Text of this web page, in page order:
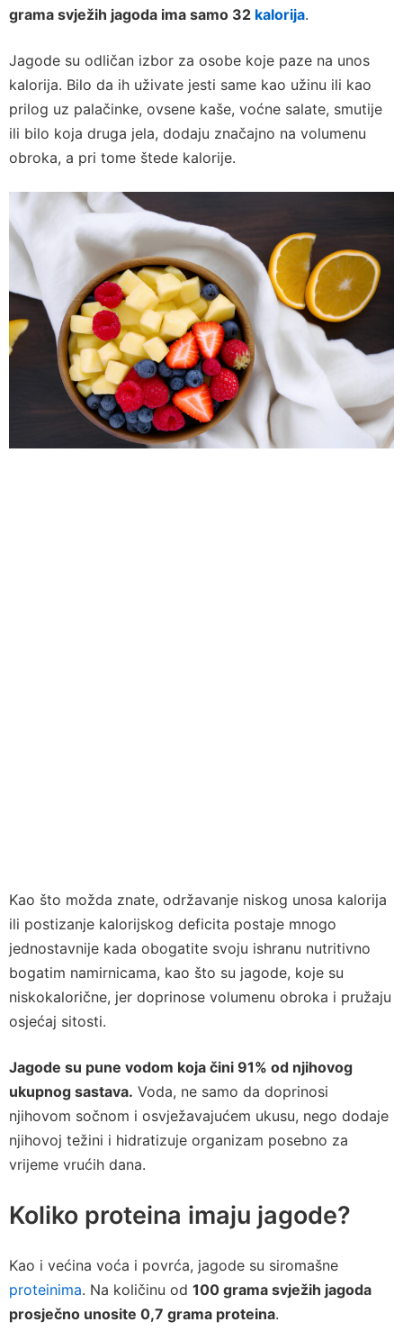
grama svježih jagoda ima samo 32 kalorija.
Jagode su odličan izbor za osobe koje paze na unos
kalorija. Bilo da ih uživate jesti same kao užinu ili kao
prilog uz palačinke, ovsene kaše, voćne salate, smutije
ili bilo koja druga jela, dodaju značajno na volumenu
obroka, a pri tome štede kalorije.
Kao što možda znate, održavanje niskog unosa kalorija
ili postizanje kalorijskog deficita postaje mnogo
jednostavnije kada obogatite svoju ishranu nutritivno
bogatim namirnicama, kao što su jagode, koje su
niskokalorične, jer doprinose volumenu obroka i pružaju
osjećaj sitosti.
Jagode su pune vodom koja čini 91% od njihovog
ukupnog sastava. Voda, ne samo da doprinosi
njihovom sočnom i osvježavajućem ukusu, nego dodaje
njihovoj težini i hidratizuje organizam posebno za
vrijeme vrućih dana.
Koliko proteina imaju jagode?
Kao i većina voća i povrća, jagode su siromašne
proteinima. Na količinu od 100 grama svježih jagoda
prosječno unosite 0,7 grama proteina.